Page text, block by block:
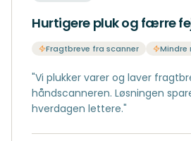
Hurtigere pluk og færre
Fragtbreve fra scanner Mindre
"Vi plukker varer og laver
håndscanneren. Løsningen
hverdagen lettere."